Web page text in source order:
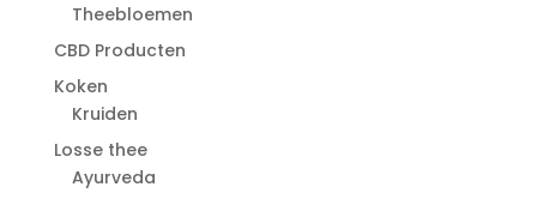
Theebloemen
CBD Producten
Koken
Kruiden
Losse thee
Ayurveda